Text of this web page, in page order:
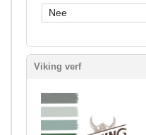
Nee
Viking verf